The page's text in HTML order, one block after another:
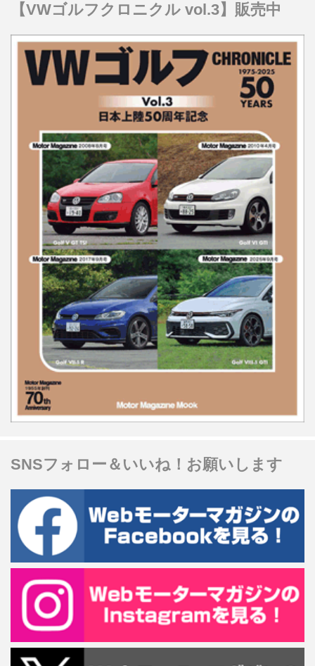
【VWゴルフクロニクル vol.3】販売中
SNSフォロー＆いいね！お願いします